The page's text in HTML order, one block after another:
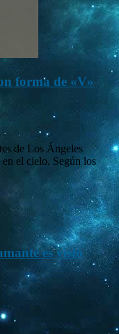
forma de «V»
de Los Ángeles
en el cielo. Según los
es visto